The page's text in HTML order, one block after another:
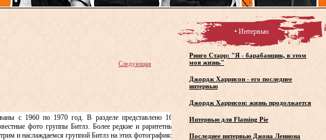
Следующая
с 1960 по 1970 год. В разделе представлено 165
фото группы Битлз. Более редкие и раритетные
и наслаждаемся группой Битлз на этих фотографиях.
• Интервью
Ринго Старр: "Я - барабанщик, в этом
моя жизнь"
Джордж Харрисон - его последнее
интервью
Джордж Харрисон: жизнь продолжается
Интервью для Flaming Pie
Последнее интервью Джона Леннона